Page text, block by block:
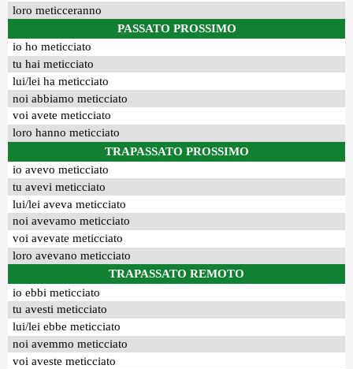
loro meticceranno
PASSATO PROSSIMO
io ho meticciato
tu hai meticciato
lui/lei ha meticciato
noi abbiamo meticciato
voi avete meticciato
loro hanno meticciato
TRAPASSATO PROSSIMO
io avevo meticciato
tu avevi meticciato
lui/lei aveva meticciato
noi avevamo meticciato
voi avevate meticciato
loro avevano meticciato
TRAPASSATO REMOTO
io ebbi meticciato
tu avesti meticciato
lui/lei ebbe meticciato
noi avemmo meticciato
voi aveste meticciato